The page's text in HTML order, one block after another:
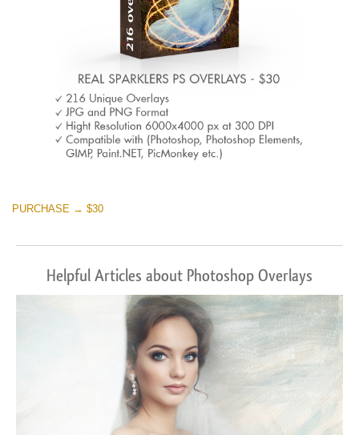
PURCHASE → $30
Helpful Articles about Photoshop Overlays